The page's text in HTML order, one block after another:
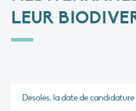
LEUR
Désolés, la date de candidature